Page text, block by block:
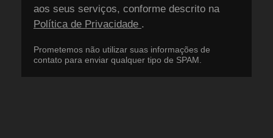
aos seus serviços, conforme descrito na
Política de Privacidade .
Prometemos não utilizar suas informações de
contato para enviar qualquer tipo de SPAM.